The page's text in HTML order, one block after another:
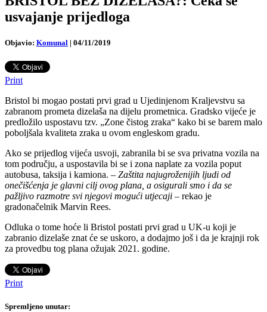
usvajanje prijedloga
Objavio: Komunal | 04/11/2019
Print
Bristol bi mogao postati prvi grad u Ujedinjenom Kraljevstvu sa
zabranom prometa dizelaša na dijelu prometnica. Gradsko vijeće je
predložilo uspostavu tzv. „Zone čistog zraka“ kako bi se barem malo
poboljšala kvaliteta zraka u ovom engleskom gradu.
Ako se prijedlog vijeća usvoji, zabranila bi se sva privatna vozila na
tom području, a uspostavila bi se i zona naplate za vozila poput
autobusa, taksija i kamiona. – Zaštita najugroženijih ljudi od
onečišćenja je glavni cilj ovog plana, a osigurali smo i da se
pažljivo razmotre svi njegovi mogući utjecaji – rekao je
gradonačelnik Marvin Rees.
Odluka o tome hoće li Bristol postati prvi grad u UK-u koji je
zabranio dizelaše znat će se uskoro, a dodajmo još i da je krajnji rok
za provedbu tog plana ožujak 2021. godine.
Print
Spremljeno unutar: